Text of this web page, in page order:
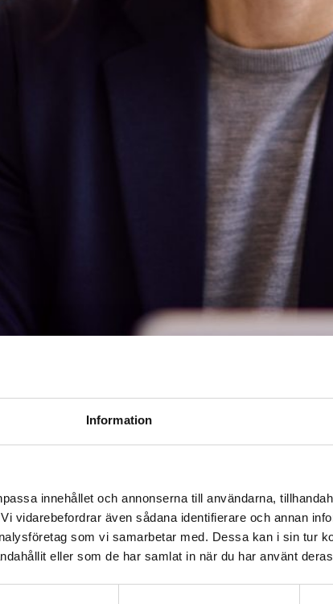
Information
innehållet och annonserna till användarna,
vidarebefordrar även sådana identifierare och annan
som vi samarbetar med. Dessa kan i sin tur
eller som de har samlat in när du har använt
dig att hyra in eller rekrytera en utvecklingschef som bygger